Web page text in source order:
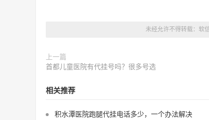
未经允许不得转载： 软
上一篇
首都儿童医院有代挂号吗？很多号选
相关推荐
积水潭医院跑腿代挂电话多少，一个办法解决